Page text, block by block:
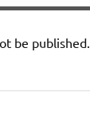
be published.